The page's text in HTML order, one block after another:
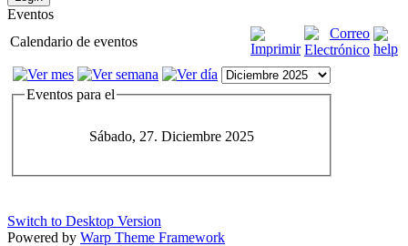
Eventos
Calendario de eventos
Eventos para el
Sábado, 27. Diciembre 2025
Switch to Desktop Version
Powered by Warp Theme Framework